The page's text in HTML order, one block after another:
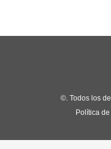
©. Todos los
Política